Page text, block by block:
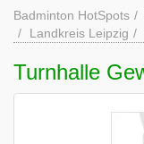
Badminton HotSpots
Landkreis Leipzig
Turnhalle